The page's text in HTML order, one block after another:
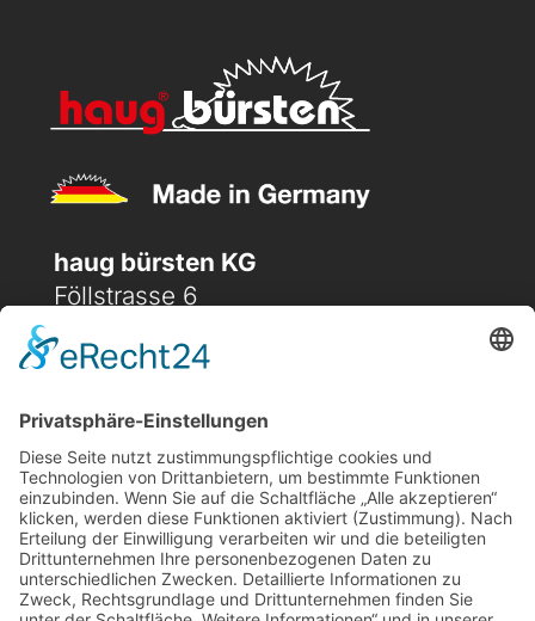
haug bürsten KG
Föllstrasse 6
D-86343 Königsbrunn
 (+49) 08231 / 96 30 96
 office@haugbuersten.de
Weitere Seiten
Hygienesortiment